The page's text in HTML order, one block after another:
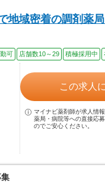
地域密着の調剤薬
可 店舗数10～29 積極採用中
この求人
マイナビ薬剤師が求人情
薬局・病院等への直接応
のでご安心ください。